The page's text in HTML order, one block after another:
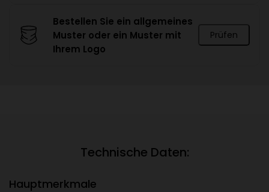
Bestellen Sie ein allgemeines
Muster oder ein Muster mit
Ihrem Logo
Prüfen
Technische Daten:
Hauptmerkmale